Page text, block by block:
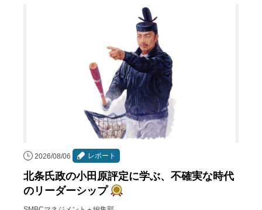
2026/08/06 レポート
北条氏政の小田原評定に学ぶ、不確実な時代
のリーダーシップ